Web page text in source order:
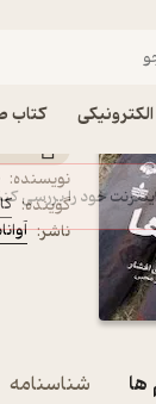
کتاب
نویسنده:
گوینده:
ناشر:
ها شناسنامه